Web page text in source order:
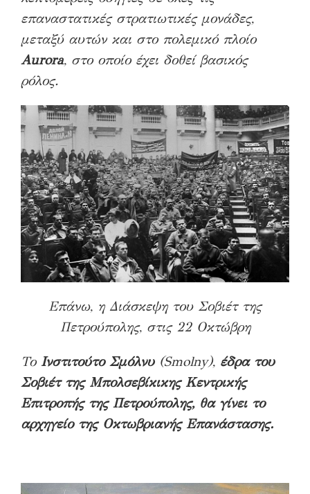
επαναστατικές στρατιωτικές μονάδες,
μεταξύ αυτών και στο πολεμικό πλοίο
Aurora, στο οποίο έχει δοθεί βασικός
ρόλος.
Επάνω, η Διάσκεψη του Σοβιέτ της
Πετρούπολης, στις 22 Οκτώβρη
Το Ινστιτούτο Σμόλνυ (Smolny), έδρα του
Σοβιέτ της Μπολσεβίκικης Κεντρικής
Επιτροπής της Πετρούπολης, θα γίνει το
αρχηγείο της Οκτωβριανής Επανάστασης.